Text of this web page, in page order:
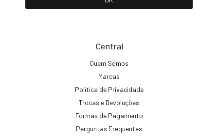
Central
Quem Somos
Marcas
Política de Privacidade
Trocas e Devoluções
Formas de Pagamento
Perguntas Frequentes